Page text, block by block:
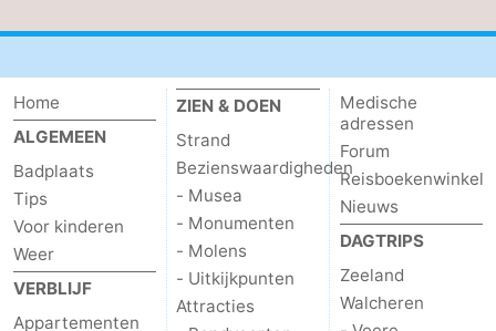
Home
ALGEMEEN
Badplaats
Tips
Voor kinderen
Weer
VERBLIJF
Appartementen
ZIEN & DOEN
Strand
Bezienswaardigheden
- Musea
- Monumenten
- Molens
- Uitkijkpunten
Attracties
Medische
adressen
Forum
Reisboekenwinkel
Nieuws
DAGTRIPS
Zeeland
Walcheren